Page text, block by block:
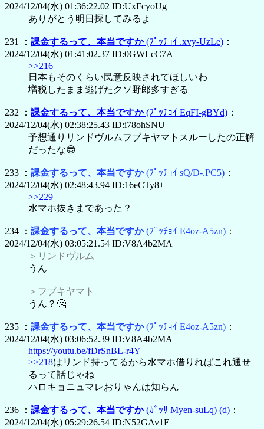
2024/12/04(水) 01:36:22.02 ID:UxFcyoUg
ありがとう明日探してみるよ
231 ： 課金するって、本当ですか(ﾌﾟｯﾁｮｲ .xvy-UzLe) ：
2024/12/04(水) 01:41:02.37 ID:0GWLcC7A
>>216
日本もそのくらい民意反映されてほしいわ
増税したまま逃げたクソ野郎多すぎる
232 ： 課金するって、本当ですか(ﾌﾟｯﾁｮｲ EqFI-gBYd) ：
2024/12/04(水) 02:38:25.43 ID:i78ohSNU
予想通りリンドヴルムフブキヤマトスルーしたの正解
だったな😎
233 ： 課金するって、本当ですか(ﾌﾟｯﾁｮｲ sQ/D-.PC5) ：
2024/12/04(水) 02:48:43.94 ID:16eCTy8+
>>229
水マホ抜きまであった？
234 ： 課金するって、本当ですか(ﾌﾟｯﾁｮｲ E4oz-A5zn) ：
2024/12/04(水) 03:05:21.54 ID:V8A4b2MA
＞リンドヴルム
うん
＞フブキヤマト
うん？🤔
235 ： 課金するって、本当ですか(ﾌﾟｯﾁｮｲ E4oz-A5zn) ：
2024/12/04(水) 03:06:52.39 ID:V8A4b2MA
https://youtu.be/fDrSnBL-r4Y
>>218はリンド持ってるから水マホ借りればこれ通せ
るって話じゃね
ハロキョニュマレおりゃんは知らん
236 ： 課金するって、本当ですか(ｶﾞｯｻ Myen-suLq) (d) ：
2024/12/04(水) 05:29:26.54 ID:N52GAv1E